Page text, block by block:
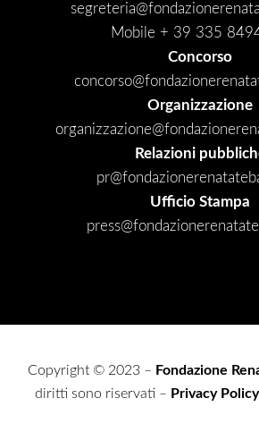
Mobile + 39 335
Concorso
Organizzazione
Relazioni
Ufficio Stampa
Copyright © 2023 – Fondazione
diritti sono riservati – Privacy Policy